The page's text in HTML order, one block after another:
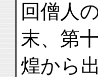
回僧人
末、第
煌から